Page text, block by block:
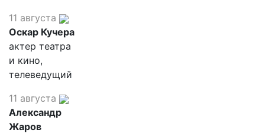
11 августа
Оскар Кучера
актер театра
и кино,
телеведущий
11 августа
Александр
Жаров